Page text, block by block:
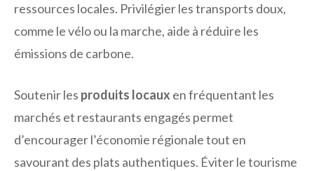
ressources locales. Privilégier les transports doux,
comme le vélo ou la marche, aide à réduire les
émissions de carbone.
Soutenir les produits locaux en fréquentant les
marchés et restaurants engagés permet
d’encourager l’économie régionale tout en
savourant des plats authentiques. Éviter le tourisme